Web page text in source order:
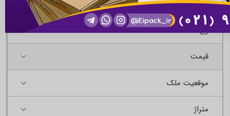
قیمت
موقعیت ملک
متراژ